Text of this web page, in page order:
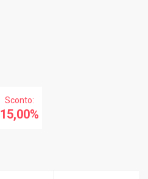
Sconto:
15,00%